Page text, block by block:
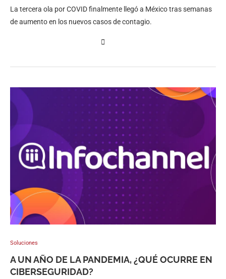
La tercera ola por COVID finalmente llegó a México tras semanas
de aumento en los nuevos casos de contagio.
Soluciones
A UN AÑO DE LA PANDEMIA, ¿QUÉ OCURRE EN
CIBERSEGURIDAD?